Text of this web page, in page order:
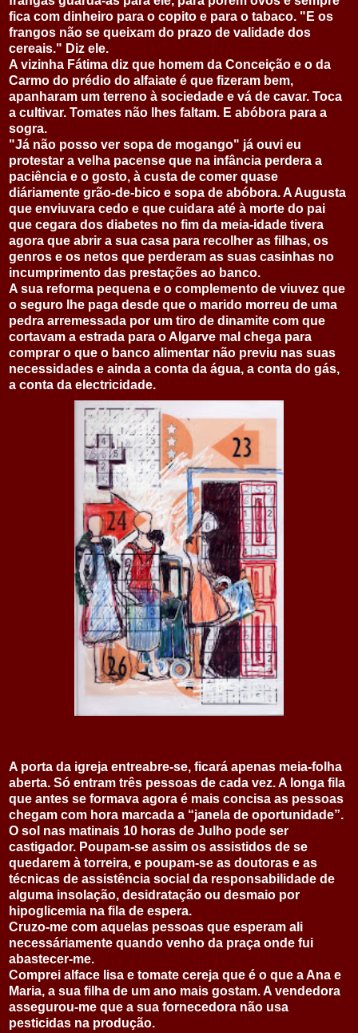
fica com dinheiro para o copito e para o tabaco. "E os
frangos não se queixam do prazo de validade dos
cereais." Diz ele.
A vizinha Fátima diz que homem da Conceição e o da
Carmo do prédio do alfaiate é que fizeram bem,
apanharam um terreno à sociedade e vá de cavar. Toca
a cultivar. Tomates não lhes faltam. E abóbora para a
sogra.
"Já não posso ver sopa de mogango" já ouvi eu
protestar a velha pacense que na infância perdera a
paciência e o gosto, à custa de comer quase
diáriamente grão-de-bico e sopa de abóbora. A Augusta
que enviuvara cedo e que cuidara até à morte do pai
que cegara dos diabetes no fim da meia-idade tivera
agora que abrir a sua casa para recolher as filhas, os
genros e os netos que perderam as suas casinhas no
incumprimento das prestações ao banco.
A sua reforma pequena e o complemento de viuvez que
o seguro lhe paga desde que o marido morreu de uma
pedra arremessada por um tiro de dinamite com que
cortavam a estrada para o Algarve mal chega para
comprar o que o banco alimentar não previu nas suas
necessidades e ainda a conta da água, a conta do gás,
a conta da electricidade.
A porta da igreja entreabre-se, ficará apenas meia-folha
aberta. Só entram três pessoas de cada vez. A longa fila
que antes se formava agora é mais concisa as pessoas
chegam com hora marcada a “janela de oportunidade”.
O sol nas matinais 10 horas de Julho pode ser
castigador. Poupam-se assim os assistidos de se
quedarem à torreira, e poupam-se as doutoras e as
técnicas de assistência social da responsabilidade de
alguma insolação, desidratação ou desmaio por
hipoglicemia na fila de espera.
Cruzo-me com aquelas pessoas que esperam ali
necessáriamente quando venho da praça onde fui
abastecer-me.
Comprei alface lisa e tomate cereja que é o que a Ana e
Maria, a sua filha de um ano mais gostam. A vendedora
assegurou-me que a sua fornecedora não usa
pesticidas na produção.